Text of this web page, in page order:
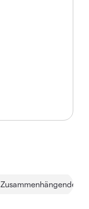
Zusammenhängende